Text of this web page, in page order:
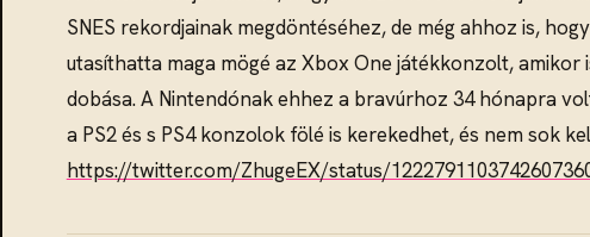
SNES rekordjainak megdöntéséhez, de még ahhoz is,
utasíthatta maga mögé az Xbox One játékkonzolt,
dobása. A Nintendónak ehhez a bravúrhoz 34 hónapra
a PS2 és s PS4 konzolok fölé is kerekedhet, és nem sok
https://twitter.com/ZhugeEX/status/